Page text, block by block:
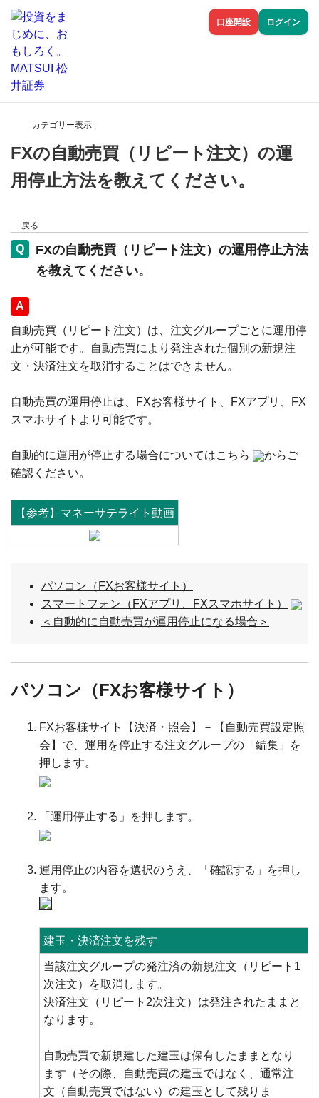
口座開設 ログイン
カテゴリー表示
FXの自動売買（リピート注文）の運
用停止方法を教えてください。
戻る
FXの自動売買（リピート注文）の運用停止方法
を教えてください。
回答
自動売買（リピート注文）は、注文グループごとに運用停
止が可能です。自動売買により発注された個別の新規注
文・決済注文を取消することはできません。
自動売買の運用停止は、FXお客様サイト、FXアプリ、FX
スマホサイトより可能です。
自動的に運用が停止する場合についてはこちら
からご
確認ください。
【参考】マネーサテライト動画
パソコン（FXお客様サイト）
スマートフォン（FXアプリ、FXスマホサイト）
＜自動的に自動売買が運用停止になる場合＞
パソコン（FXお客様サイト）
FXお客様サイト【決済・照会】－【自動売買設定照
会】で、運用を停止する注文グループの「編集」を
押します。
「運用停止する」を押します。
運用停止の内容を選択のうえ、「確認する」を押し
ます。
建玉・決済注文を残す
当該注文グループの発注済の新規注文（リピート1
次注文）を取消します。
決済注文（リピート2次注文）は発注されたままと
なります。
自動売買で新規建した建玉は保有したままとなり
ます（その際、自動売買の建玉ではなく、通常注
文（自動売買ではない）の建玉として残りま